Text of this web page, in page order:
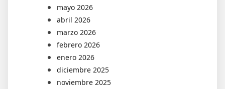
mayo 2026
abril 2026
marzo 2026
febrero 2026
enero 2026
diciembre 2025
noviembre 2025